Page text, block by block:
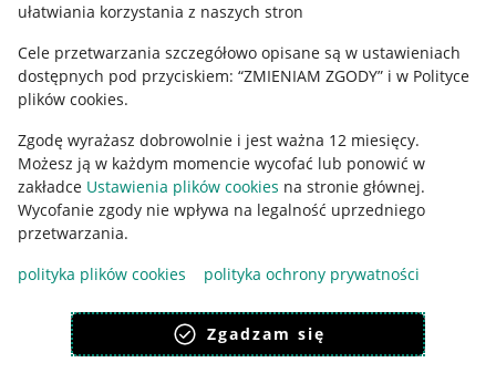
ułatwiania korzystania z naszych stron
Cele przetwarzania szczegółowo opisane są w ustawieniach
dostępnych pod przyciskiem: “ZMIENIAM ZGODY” i w Polityce
plików cookies.
Zgodę wyrażasz dobrowolnie i jest ważna 12 miesięcy.
Możesz ją w każdym momencie wycofać lub ponowić w
zakładce Ustawienia plików cookies na stronie głównej.
Wycofanie zgody nie wpływa na legalność uprzedniego
przetwarzania.
polityka plików cookies
polityka ochrony prywatności
Zgadzam się
Ustawienia plików "cookies"
Udostępnianie lokalizacji
Informacje dla Aktu o Usługach Cyfrowych
Pobierz aplikację